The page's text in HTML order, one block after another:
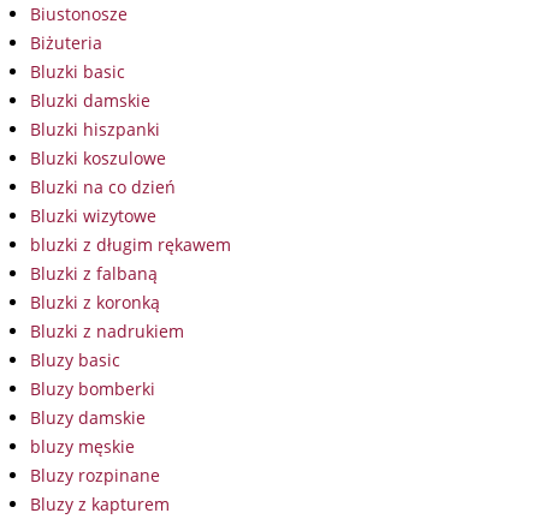
Biustonosze
Biżuteria
Bluzki basic
Bluzki damskie
Bluzki hiszpanki
Bluzki koszulowe
Bluzki na co dzień
Bluzki wizytowe
bluzki z długim rękawem
Bluzki z falbaną
Bluzki z koronką
Bluzki z nadrukiem
Bluzy basic
Bluzy bomberki
Bluzy damskie
bluzy męskie
Bluzy rozpinane
Bluzy z kapturem